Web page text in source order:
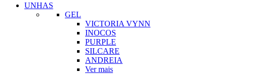
UNHAS
GEL
VICTORIA VYNN
INOCOS
PURPLE
SILCARE
ANDREIA
Ver mais